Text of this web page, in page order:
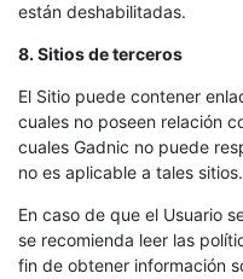
están deshabilitadas.
8. Sitios de terceros
El Sitio puede contener
cuales no poseen relación
cuales Gadnic no puede
no es aplicable a tales sitios.
En caso de que el Usuario
se recomienda leer las
fin de obtener información